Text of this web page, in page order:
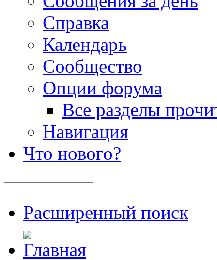
Справка
Календарь
Сообщество
Опции форума
Все разделы
Навигация
Что нового?
Расширенный поиск